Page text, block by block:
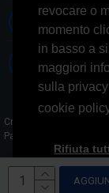
revocare o
momento
in basso a
maggiori
sulla
cookie
Rifiuta
Skype
Credits: AGlab.it - ©
Partita IVA 09644031008​